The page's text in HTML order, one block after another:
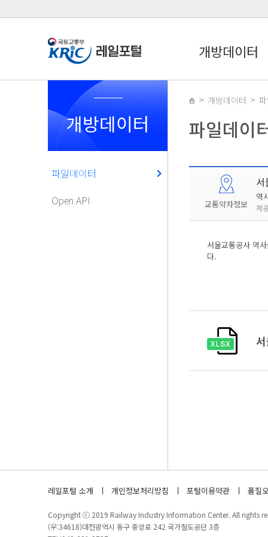
개방데이터
개방데이터
파일데이터
Open API
개방데이터
파일데이
교통약자정보
역
제
서울교통공사 역
다.
레일포털 소개 개인정보처리방침 포털이용약관 품질
Copyright ⓒ 2019 Railway Industry Information Center. All rights
(우:34618)대전광역시 동구 중앙로 242 국가철도공단 3층